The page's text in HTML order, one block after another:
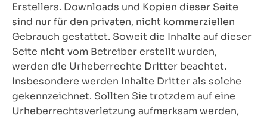
Erstellers. Downloads und Kopien dieser Seite
sind nur für den privaten, nicht kommerziellen
Gebrauch gestattet. Soweit die Inhalte auf dieser
Seite nicht vom Betreiber erstellt wurden,
werden die Urheberrechte Dritter beachtet.
Insbesondere werden Inhalte Dritter als solche
gekennzeichnet. Sollten Sie trotzdem auf eine
Urheberrechtsverletzung aufmerksam werden,